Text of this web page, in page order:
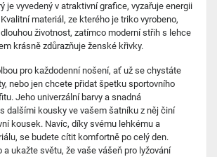
je vyvedený v atraktivní grafice, vyzařuje energii
materiál, ze kterého je triko vyrobeno,
životnost, zatímco moderní střih s lehce
krásně zdůrazňuje ženské křivky.
pro každodenní nošení, ať už se chystáte
nebo jen chcete přidat špetku sportovního
Jeho univerzální barvy a snadná
dalšími kousky ve vašem šatníku z něj činí
kousek. Navíc, díky svému lehkému a
se budete cítit komfortně po celý den.
ukažte světu, že vaše vášeň pro lyžování